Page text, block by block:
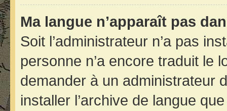
Ma langue n’apparaît pas
Soit l’administrateur n’a pas
personne n’a encore traduit le
demander à un administrateur
installer l’archive de langue